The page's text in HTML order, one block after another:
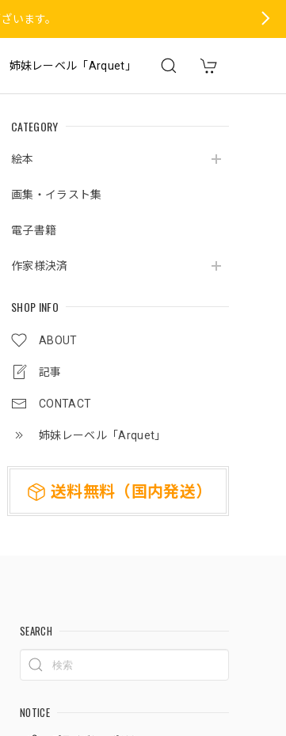
います。
姉妹レーベル「Arquet」
CATEGORY
絵本
画集・イラスト集
電子書籍
作家様決済
SHOP INFO
ABOUT
記事
CONTACT
姉妹レーベル「Arquet」
送料無料（国内発送）
SEARCH
NOTICE